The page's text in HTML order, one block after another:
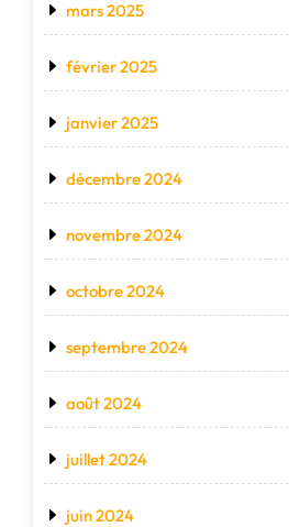
mars 2025
février 2025
janvier 2025
décembre 2024
novembre 2024
octobre 2024
septembre 2024
août 2024
juillet 2024
juin 2024